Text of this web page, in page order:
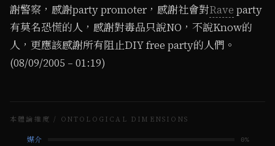
謝警察，感謝party promoter，感謝社會對Rave party
有莫名恐慌的人，感謝對毒品只說NO，不說Know的
人，更應該感謝所有阻止DIY free party的人們。
(08/09/2005 – 01:19)
本體論維度 / ONTOLOGICAL DIMENSIONS
媒介 0%